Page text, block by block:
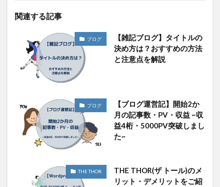
関連する記事
ブログ
【雑記ブログ】タイトルの
決め方は？おすすめの方法
と注意点を解説
ブログ
【ブログ運営記】開始2か
月の記事数・PV・収益 ~収
益4桁・5000PV突破しまし
た~
THE THOR
THE THOR(ザ トール)のメ
リット・デメリットをご紹